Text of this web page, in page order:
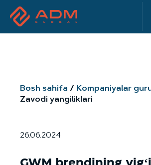
Bosh sahifa
Kompaniyalar
Zavodi yangiliklari
26.06.2024